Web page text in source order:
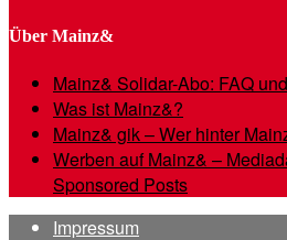
Über Mainz&
Mainz& Solidar-Abo: FAQ
Was ist Mainz&?
Mainz& gik – Wer hinter
Werben auf Mainz& –
Sponsored Posts
Impressum